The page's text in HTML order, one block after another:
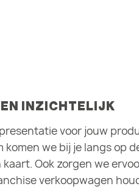
INZICHTELIJK
voor jouw
we bij je langs op
Ook zorgen we
verkoopwagen